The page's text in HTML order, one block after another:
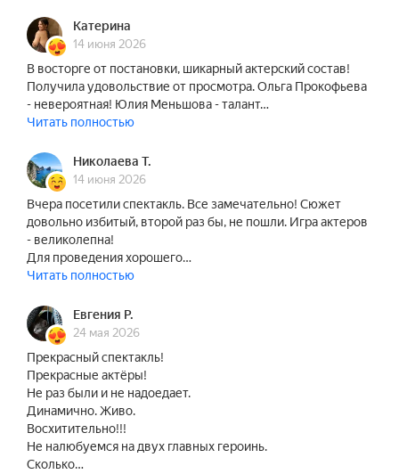
С одним антрактом.
В состав исполнителей могут быть внесены
изменения без дополнительного уведомления.
Катерина
14 июня 2026
В восторге от постановки, шикарный актерский состав!
Получила удовольствие от просмотра. Ольга Прокофьева
- невероятная! Юлия Меньшова - талант…
Читать полностью
Николаева Т.
14 июня 2026
Вчера посетили спектакль. Все замечательно! Сюжет
довольно избитый, второй раз бы, не пошли. Игра актеров
- великолепна!
Для проведения хорошего…
Читать полностью
Евгения Р.
24 мая 2026
Прекрасный спектакль!
Прекрасные актёры!
Не раз были и не надоедает.
Динамично. Живо.
Восхитительно!!!
Не налюбуемся на двух главных героинь.
Сколько…